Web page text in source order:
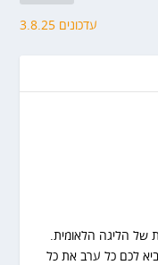
עדכונים 3.8.25
של הליגה הלאומית.
לכם כל ערב את כל